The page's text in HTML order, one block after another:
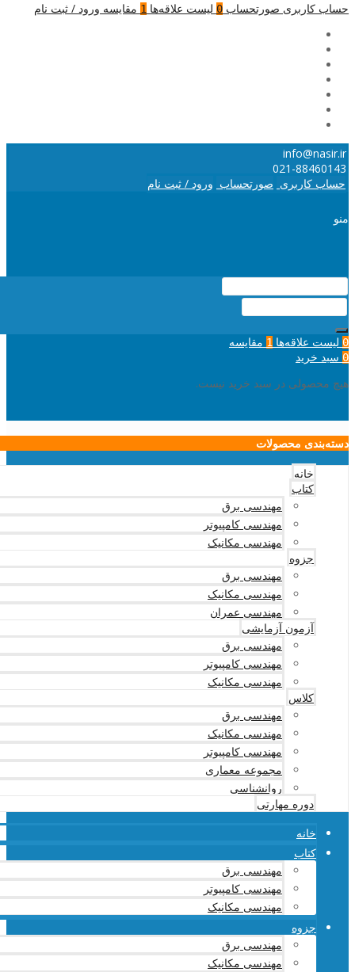
حساب کاربری صورتحساب 0 لیست علاقه‌ها 1 مقایسه ورود / ثبت نام
info@nasir.ir
021-88460143
حساب کاربری صورتحساب ورود / ثبت نام
منو
0 لیست علاقه‌ها 1 مقایسه
0 سبد خرید
هیچ محصولی در سبد خرید نیست.
دسته‌بندی محصولات
خانه
کتاب
مهندسی برق
مهندسی کامپیوتر
مهندسی مکانیک
جزوه
مهندسی برق
مهندسی مکانیک
مهندسی عمران
آزمون آزمایشی
مهندسی برق
مهندسی کامپیوتر
مهندسی مکانیک
کلاس
مهندسی برق
مهندسی مکانیک
مهندسی کامپیوتر
مجموعه معماری
روانشناسی
دوره مهارتی
خانه
کتاب
مهندسی برق
مهندسی کامپیوتر
مهندسی مکانیک
جزوه
مهندسی برق
مهندسی مکانیک